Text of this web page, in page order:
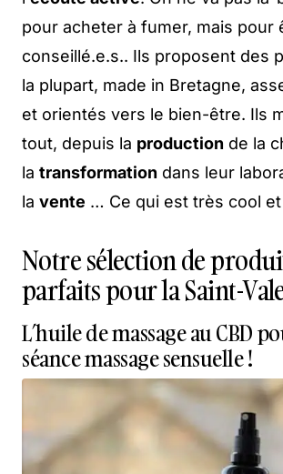
pour acheter à fumer, mais pour
conseillé.e.s.. Ils proposent des
la plupart, made in Bretagne,
et orientés vers le bien-être. Ils
tout, depuis la production de la
la transformation dans leur
la vente … Ce qui est très cool
Notre sélection de
parfaits pour la Saint-
L’huile de massage au CBD
séance massage sensuelle !